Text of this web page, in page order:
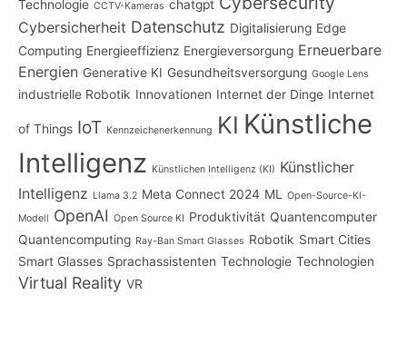
Technologie CCTV-Kameras chatgpt
Cybersicherheit Datenschutz Digitalisierung Edge
Computing Energieeffizienz Energieversorgung Erneuerbare
Energien Generative KI Gesundheitsversorgung Google Lens
industrielle Robotik Innovationen Internet der Dinge Internet
of Things IoT Kennzeichenerkennung KI Künstliche
Intelligenz Künstlichen Intelligenz (KI) Künstlicher
Intelligenz Llama 3.2 Meta Connect 2024 ML
Open-Source-KI-
Modell OpenAI Open Source KI Produktivität Quantencomputer
Quantencomputing Ray-Ban Smart Glasses Robotik Smart Cities
Smart Glasses Sprachassistenten Technologie Technologien
Virtual Reality VR